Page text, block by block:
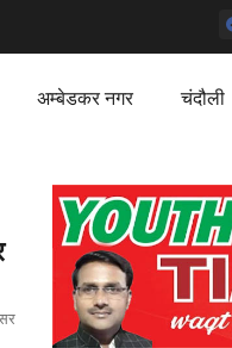
अम्बेडकर नगर चंदौली